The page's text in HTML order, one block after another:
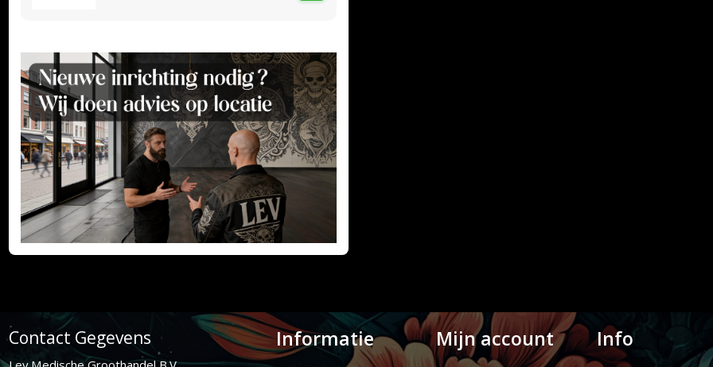
Contact Gegevens Informatie Mijn account Info